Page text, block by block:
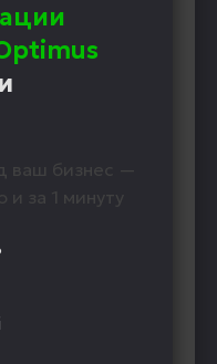
ваш бизнес —
и за 1 минуту